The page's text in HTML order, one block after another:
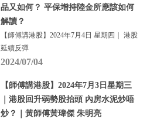
品又如何？ 平保增持陸金所應該如何
解讀？
【師傅講港股】2024年7月4日 星期四｜ 港股
延續反彈
2024/07/04
【師傅講港股】2024年7月3日星期三
｜港股回升弱勢股抬頭 內房水泥炒唔
炒？｜黃師傅黃瑋傑 朱明亮